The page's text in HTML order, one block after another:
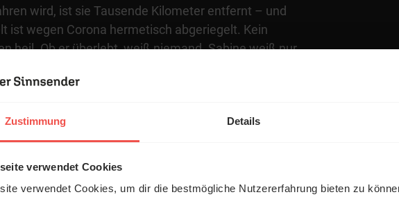
Zustimmung Details
verwendet Cookies
verwendet Cookies, um dir die bestmögliche Nutzererfahrung bieten zu
wird, ist sie Tausende Kilometer entfernt – und
ist wegen Corona hermetisch abgeriegelt. Kein
heil. Ob er überlebt, weiß niemand. Sabine weiß nur
muss zu ihm. Was dann passiert, grenzt ans
– und hat mit mehr zu tun als mit Glück. Sabine